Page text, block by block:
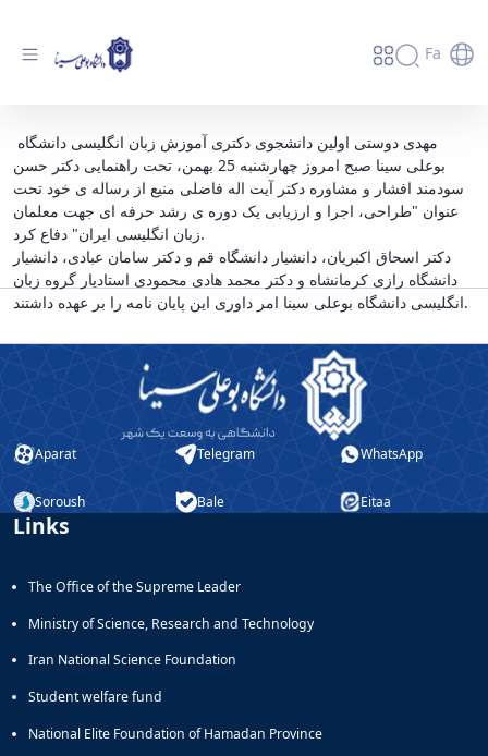
Fa
دفاع اولین دانشجوی دکتری رشته آموزش زبان
انگلیسی - دانشگاه بوعلی سینا همدان
بوعلی سینا صبح امروز چهارشنبه 25 بهمن، تحت راهنمایی دکتر حسن
سودمند افشار و مشاوره دکتر آیت اله فاضلی منیع از رساله ی خود تحت
عنوان "طراحی، اجرا و ارزیابی یک دوره ی رشد حرفه ای جهت معلمان
زبان انگلیسی ایران" دفاع کرد.
دکتر اسحاق اکبریان، دانشیار دانشگاه قم و دکتر سامان عبادی، دانشیار
دانشگاه رازی کرمانشاه و دکتر محمد هادی محمودی استادیار گروه زبان
انگلیسی دانشگاه بوعلی سینا امر داوری این پایان نامه را بر عهده داشتند.
Aparat Telegram WhatsApp
Soroush Bale Eitaa
Links
The Office of the Supreme Leader
Ministry of Science, Research and Technology
Iran National Science Foundation
Student welfare fund
National Elite Foundation of Hamadan Province